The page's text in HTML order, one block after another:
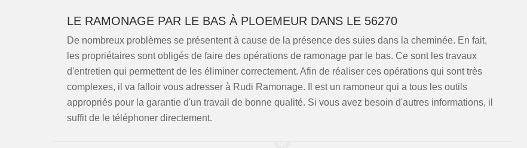
LE RAMONAGE PAR LE BAS À PLOEMEUR DANS LE 56270
De nombreux problèmes se présentent à cause de la présence des suies dans la cheminée. En fait,
les propriétaires sont obligés de faire des opérations de ramonage par le bas. Ce sont les travaux
d'entretien qui permettent de les éliminer correctement. Afin de réaliser ces opérations qui sont très
complexes, il va falloir vous adresser à Rudi Ramonage. Il est un ramoneur qui a tous les outils
appropriés pour la garantie d'un travail de bonne qualité. Si vous avez besoin d'autres informations, il
suffit de le téléphoner directement.